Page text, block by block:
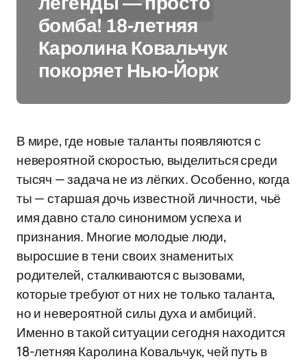
бомба! 18-летняя
Каролина Ковальчук
покоряет Нью-Йорк
В мире, где новые таланты появляются с
невероятной скоростью, выделиться среди
тысяч — задача не из лёгких. Особенно, когда
ты — старшая дочь известной личности, чьё
имя давно стало синонимом успеха и
признания. Многие молодые люди,
выросшие в тени своих знаменитых
родителей, сталкиваются с вызовами,
которые требуют от них не только таланта,
но и невероятной силы духа и амбиций.
Именно в такой ситуации сегодня находится
18-летняя Каролина Ковальчук, чей путь в